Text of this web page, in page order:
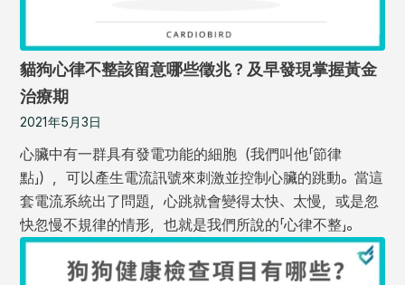
貓狗心律不整該留意哪些徵兆？及早發現掌握黃金
治療期
2021年5月3日
心臟中有一群具有發電功能的細胞（我們叫他「節律
點」），可以產生電流訊號來刺激並控制心臟的跳動。當這
套電流系統出了問題，心跳就會變得太快、太慢，或是忽
快忽慢不規律的情形，也就是我們所說的「心律不整」。